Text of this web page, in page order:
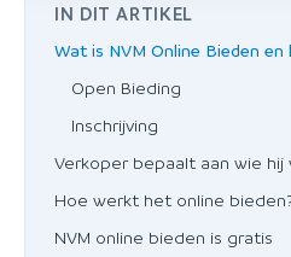
IN DIT ARTIKEL
Wat is NVM Online Bieden
Open Bieding
Inschrijving
Verkoper bepaalt aan wie
Hoe werkt het online
NVM online bieden is gratis